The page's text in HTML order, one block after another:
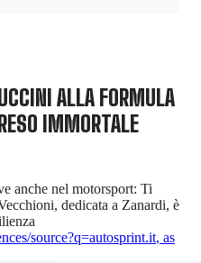
ALLA FORMULA
IMMORTALE
anche nel motorsport: Ti
dedicata a Zanardi, è
source?q=autosprint.it, as